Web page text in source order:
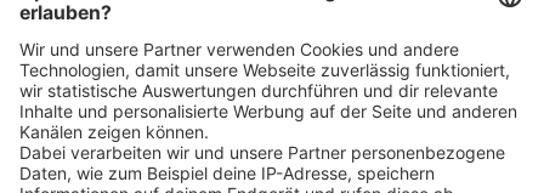
Nationalität, sozialer Herkunft, Religion/Weltanschauung, körperlicher
weiterer individueller Merkmale - gleichermaßen willkommen sind.